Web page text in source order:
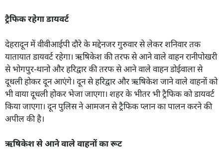
ट्रैफिक रहेगा डायवर्ट
देहरादून में वीवीआईपी दौरे के मद्देनजर गुरुवार से लेकर शनिवार तक
यातायात डायवर्ट रहेगा। ऋषिकेश की तरफ से आने वाले वाहन रानीपोखरी
से भोगपुर-थानो और हरिद्वार की तरफ से आने वाले वाहन डोईवाला से
दूधली होकर दून आएंगे। दून से हरिद्वार और ऋषिकेश जाने वाले वाहनों को
भी वाया दूधली होकर भेजा जाएगा। शहर के भीतर भी ट्रैफिक को डायवर्ट
किया जाएगा। दून पुलिस ने आमजन से ट्रैफिक प्लान का पालन करने की
अपील की है।
ऋषिकेश से आने वाले वाहनों का रूट